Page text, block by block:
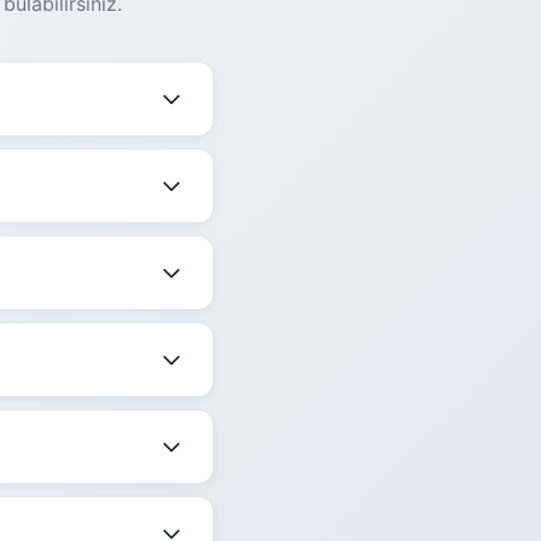
Güncel
birlikte
en uygun saati